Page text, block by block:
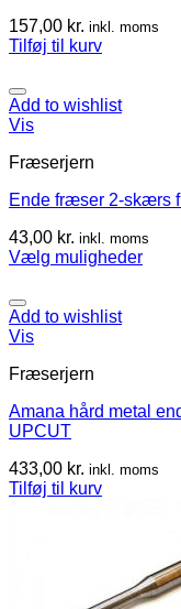
157,00 kr. inkl. moms
Tilføj til kurv
Add to wishlist
Vis
Fræserjern
Ende fræser 2-skærs
43,00 kr. inkl. moms
Vælg muligheder
Add to wishlist
Vis
Fræserjern
Amana hård metal
UPCUT
433,00 kr. inkl. moms
Tilføj til kurv